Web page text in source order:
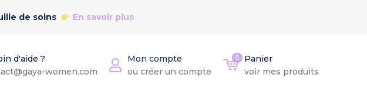
de soins En savoir plus
d'aide ?
women.com
Mon compte
ou créer un compte
0
Panier
voir mes produits